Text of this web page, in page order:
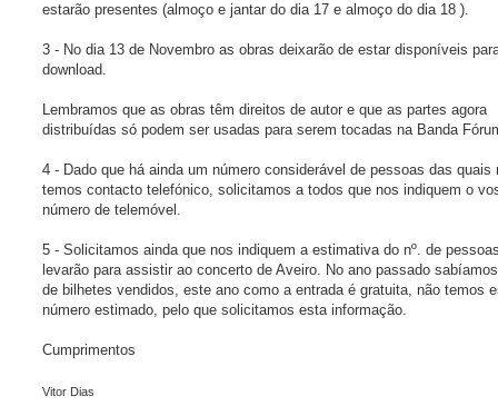
estarão presentes (almoço e jantar do dia 17 e almoço do dia 18 ).
3 - No dia 13 de Novembro as obras deixarão de estar disponíveis
download.
Lembramos que as obras têm direitos de autor e que as partes agora
distribuídas só podem ser usadas para serem tocadas na Banda
4 - Dado que há ainda um número considerável de pessoas das quais
temos contacto telefónico, solicitamos a todos que nos indiquem o
número de telemóvel.
5 - Solicitamos ainda que nos indiquem a estimativa do nº. de
levarão para assistir ao concerto de Aveiro. No ano passado
de bilhetes vendidos, este ano como a entrada é gratuita, não temos
número estimado, pelo que solicitamos esta informação.
Cumprimentos
Vitor Dias